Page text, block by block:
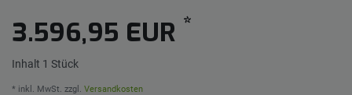
3.596,95 EUR *
Inhalt 1 Stück
* inkl. MwSt. zzgl. Versandkosten